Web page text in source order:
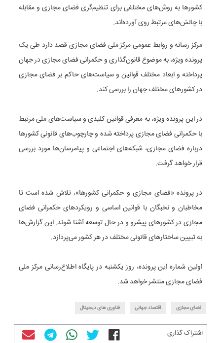
کشور‌ها به روش‌های مختلفی برای تنظیم‌گری فضای مجازی و مقابله
با چالش‌های مرتبط روی آورده‌اند.
مرکز رسانه و روابط عمومی مرکز ملی فضای مجازی قصد دارد طی یک
پرونده ویژه، به موضوع قانون‌گذاری و حکمرانی فضای مجازی در جهان
پرداخته و ابعاد مختلف قوانین و سیاست‌های حاکم بر فضای مجازی
در کشور‌های مختلف جهان را بررسی کند.
در این پرونده ویژه، به معرفی قوانین کلیدی و سیاست‌های ملی مرتبط
با حکمرانی فضای مجازی پرداخته شده و چارچوب‌های قانونی کشور‌ها
درباره فضای مجازی، شبکه‌های اجتماعی و پیامرسان‌ها مورد بررسی
قرار خواهد گرفت.
در پرونده «فضای مجازی و حکمرانی کشورها»، تلاش شده است تا
مخاطبان و نخبگان با قوانین اساسی و رویکرد‌های حکمرانی فضای
مجازی در کشور‌های پیشرو و در حال توسعه آشنا شوند. این گزارش‌ها
به تبیین ساختار‌های قانونی مختلف در هر کشور می‌پردازد.
اولین شماره این پرونده، روز یکشنبه در پایگاه اطلاع‌رسانی مرکز ملی
فضای مجازی منتشر خواهد شد.
فضای مجازی اقتصاد جهانی فناوری های دیجیتال
اشتراک گذاری